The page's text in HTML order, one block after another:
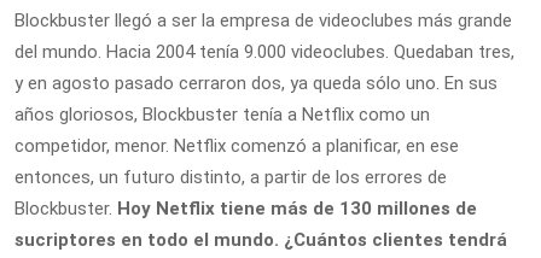
Blockbuster llegó a ser la empresa de videoclubes más grande
del mundo. Hacia 2004 tenía 9.000 videoclubes. Quedaban tres,
y en agosto pasado cerraron dos, ya queda sólo uno. En sus
años gloriosos, Blockbuster tenía a Netflix como un
competidor, menor. Netflix comenzó a planificar, en ese
entonces, un futuro distinto, a partir de los errores de
Blockbuster. Hoy Netflix tiene más de 130 millones de
sucriptores en todo el mundo. ¿Cuántos clientes tendrá